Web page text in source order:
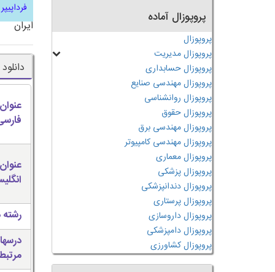
فرداپیپر
ایران
عنوان
عنوان
پروپوزال آماده
پروپوزال
پروپوزال مدیریت
پروپوزال حسابداری
پروپوزال مهندسی صنایع
پروپوزال روانشناسی
پروپوزال حقوق
پروپوزال مهندسی برق
پروپوزال مهندسی کامپیوتر
پروپوزال معماری
پروپوزال پزشکی
پروپوزال دندانپزشکی
پروپوزال پرستاری
پروپوزال داروسازی
پروپوزال دامپزشکی
پروپوزال کشاورزی